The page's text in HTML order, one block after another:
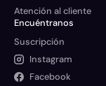
Atención al cliente
Encuéntranos
Suscripción
Instagram
Facebook